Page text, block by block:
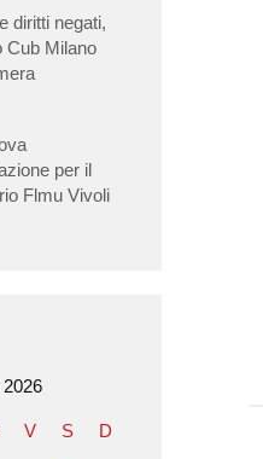
diritti negati,
Cub Milano
per il
Flmu Vivoli
V S D